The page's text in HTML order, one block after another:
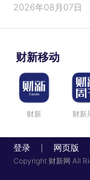
2026年08月07日
财新移动
财新 财新
登录 网页版
Copyright 财新网 All